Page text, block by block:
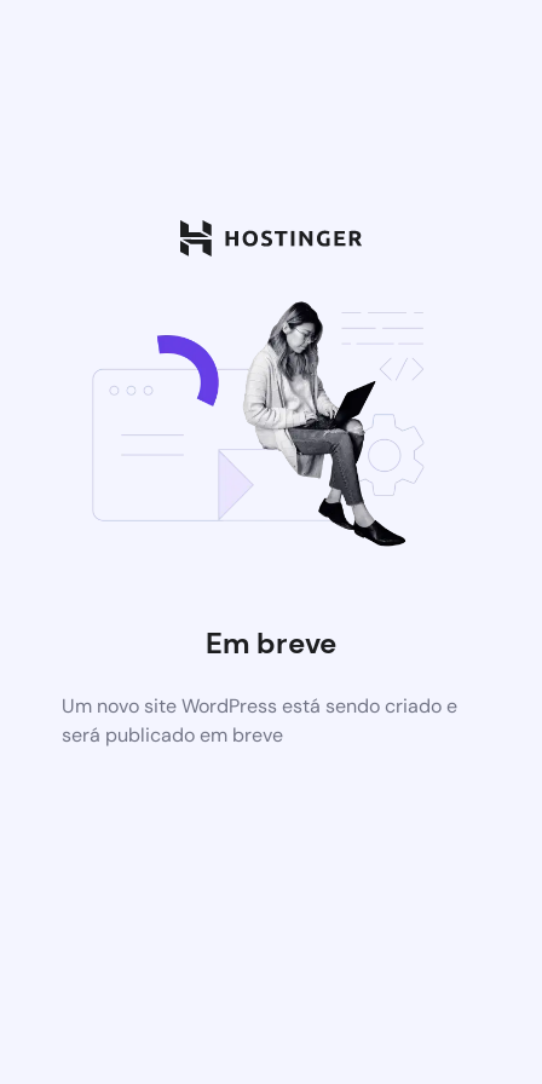
Em breve
Um novo site WordPress está sendo criado e
será publicado em breve